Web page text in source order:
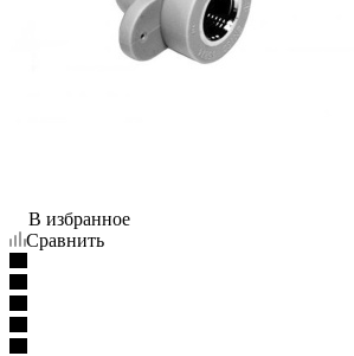
В избранное
Сравнить